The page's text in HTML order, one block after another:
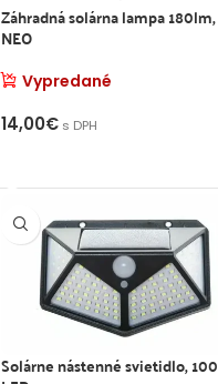
Záhradná solárna lampa 180lm,
NEO
Vypredané
14,00€ s DPH
Solárne nástenné svietidlo, 100